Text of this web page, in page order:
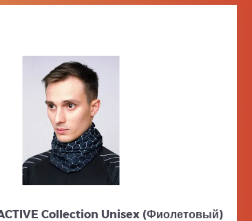
Collection Unisex (Фиолетовый)